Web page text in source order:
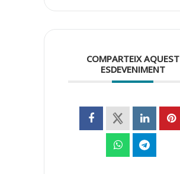
COMPARTEIX AQUEST
ESDEVENIMENT